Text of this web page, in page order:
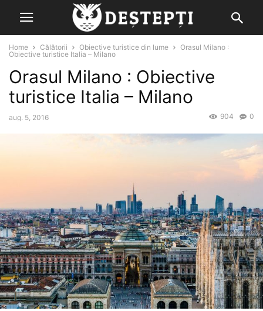
Home Călătorii Obiective turistice din lume
Orasul Milano :
Obiective turistice Italia – Milano
Orasul Milano : Obiective
turistice Italia – Milano
aug. 5, 2016 0
904